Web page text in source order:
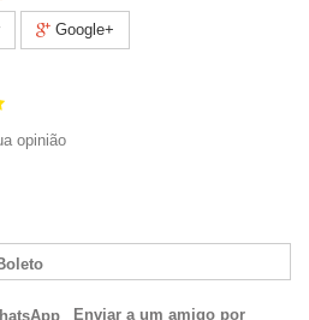
Google+
opinião
Enviar a um amigo por